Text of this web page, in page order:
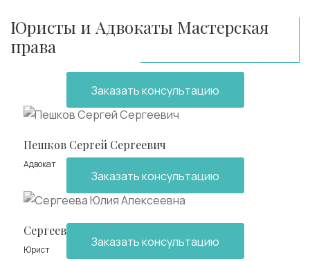
Юристы и Адвокаты Мастерская
права
Пешков Сергей Сергеевич
Адвокат
Заказать консультацию
Сергеева Юлия Алексеевна
Юрист
Заказать консультацию
Заказать консультацию